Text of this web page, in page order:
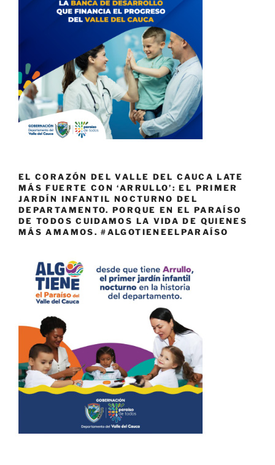
EL CORAZÓN DEL VALLE DEL CAUCA LATE
MÁS FUERTE CON ‘ARRULLO’: EL PRIMER
JARDÍN INFANTIL NOCTURNO DEL
DEPARTAMENTO. PORQUE EN EL PARAÍSO
DE TODOS CUIDAMOS LA VIDA DE QUIENES
MÁS AMAMOS. #ALGOTIENEELPARAÍSO